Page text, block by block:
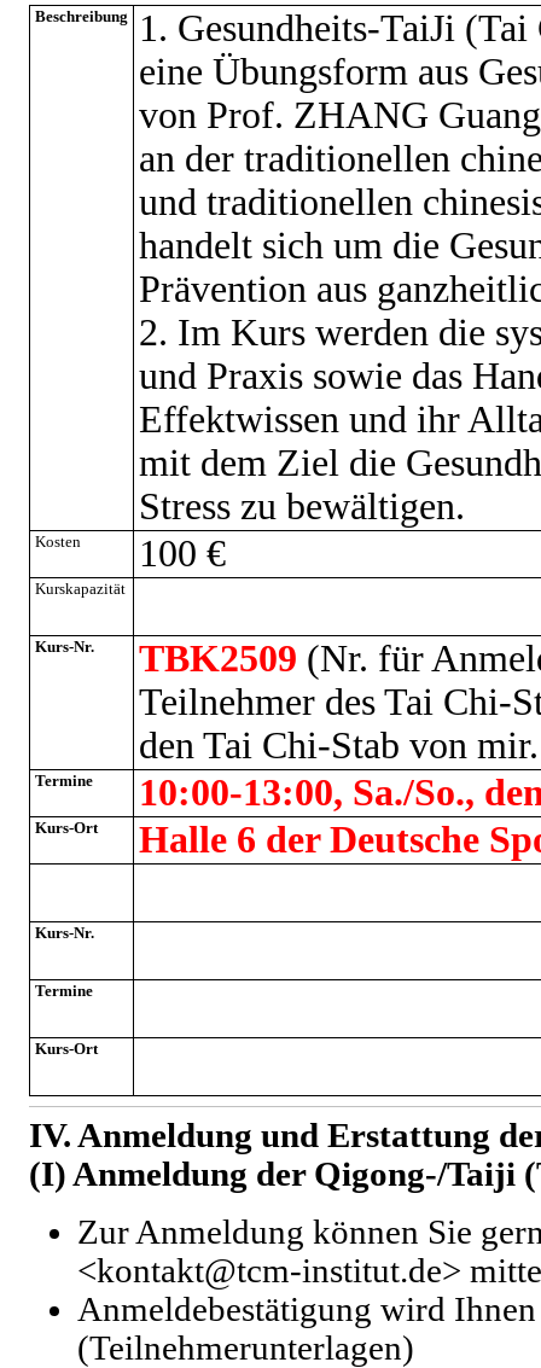
Beschreibung
1. Gesundheits-TaiJi
eine Übungsform aus
von Prof. ZHANG
an der traditionellen
und traditionellen
handelt sich um die
Prävention aus
2. Im Kurs werden die
und Praxis sowie das
Effektwissen und ihr
mit dem Ziel die
Stress zu bewältigen.
Kosten 100 €
Kurskapazität
Kurs-Nr. TBK2509 (Nr. für
Teilnehmer des Tai Chi-
den Tai Chi-Stab von mir.
Termine 10:00-13:00, Sa./So.,
Kurs-Ort Halle 6 der Deutsche
Kurs-Nr.
Termine
Kurs-Ort
IV. Anmeldung und Erstattung
(I) Anmeldung der Qigong-/Taiji
Zur Anmeldung können Sie
<kontakt@tcm-institut.de>
Anmeldebestätigung wird
(Teilnehmerunterlagen)